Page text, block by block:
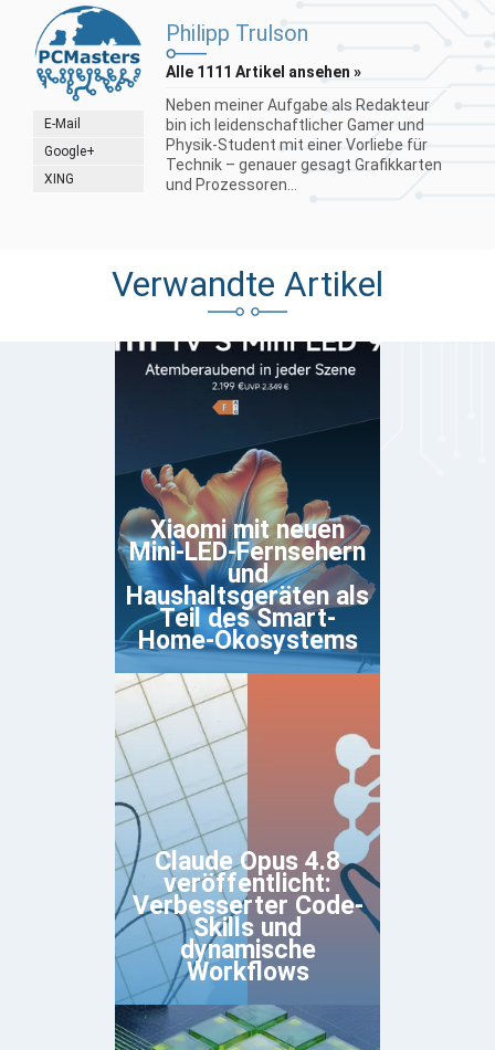
E-Mail
Google+
XING
Philipp Trulson
Alle 1111 Artikel ansehen »
Neben meiner Aufgabe als Redakteur
bin ich leidenschaftlicher Gamer und
Physik-Student mit einer Vorliebe für
Technik – genauer gesagt Grafikkarten
und Prozessoren...
Verwandte Artikel
Xiaomi mit neuen
Mini-LED-Fernsehern
und
Haushaltsgeräten als
Teil des Smart-
Home-Ökosystems
Claude Opus 4.8
veröffentlicht:
Verbesserter Code-
Skills und
dynamische
Workflows